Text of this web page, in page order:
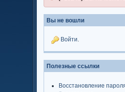
Вы не вошли
Войти.
Полезные ссылки
Восстановление